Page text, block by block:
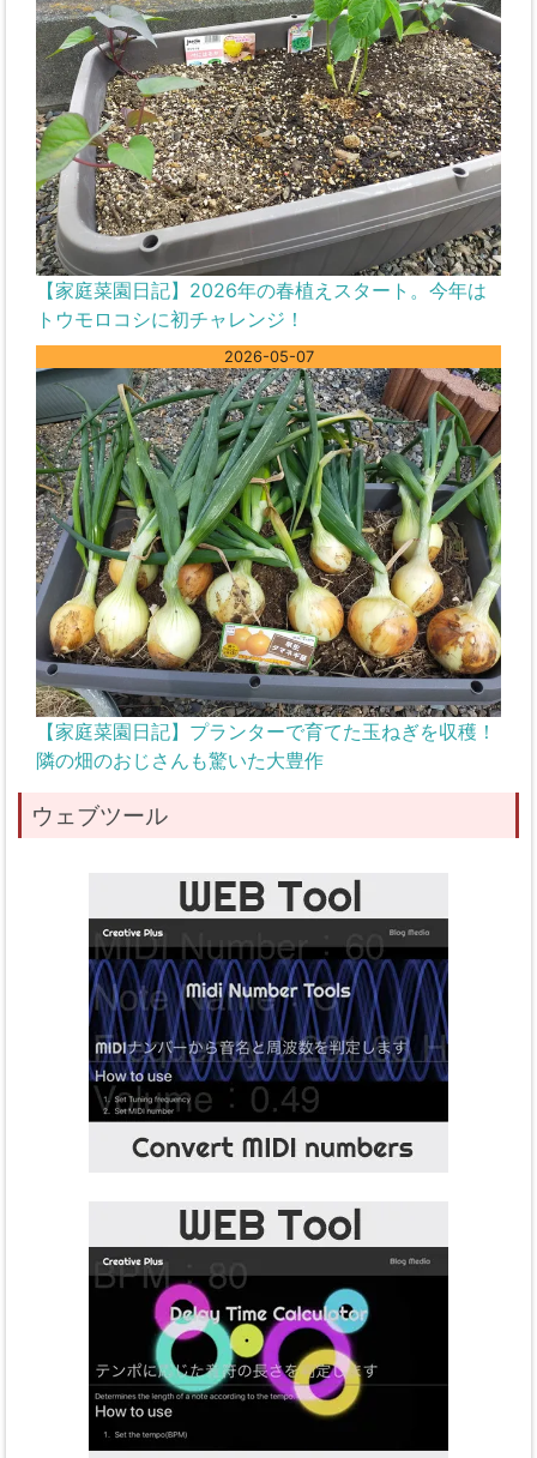
【家庭菜園日記】2026年の春植えスタート。今年は
トウモロコシに初チャレンジ！
2026-05-07
【家庭菜園日記】プランターで育てた玉ねぎを収穫！
隣の畑のおじさんも驚いた大豊作
ウェブツール